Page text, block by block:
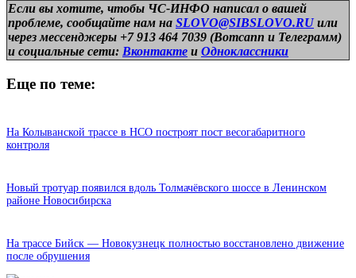
Если вы хотите, чтобы ЧС-ИНФО написал о вашей
проблеме, сообщайте нам на SLOVO@SIBSLOVO.RU или
через мессенджеры +7 913 464 7039 (Вотсапп и Телеграмм)
и социальные сети: Вконтакте и Одноклассники
Еще по теме:
На Колыванской трассе в НСО построят пост весогабаритного
контроля
Новый тротуар появился вдоль Толмачёвского шоссе в Ленинском
районе Новосибирска
На трассе Бийск — Новокузнецк полностью восстановлено движение
после обрушения